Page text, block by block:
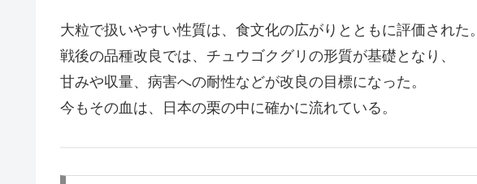
大粒で扱いやすい性質は、食文化の広がりとともに評価された。
戦後の品種改良では、チュウゴクグリの形質が基礎となり、
甘みや収量、病害への耐性などが改良の目標になった。
今もその血は、日本の栗の中に確かに流れている。